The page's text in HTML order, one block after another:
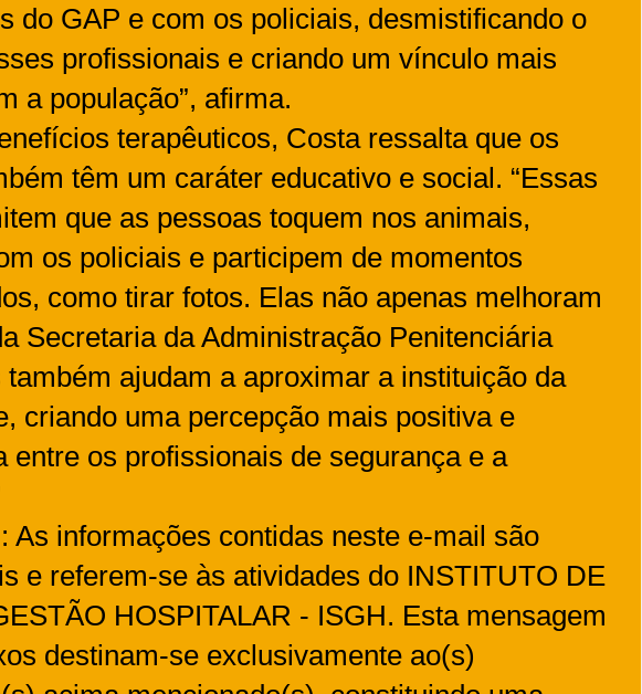
do GAP e com os policiais, desmistificando o
profissionais e criando um vínculo mais
a população”, afirma.
terapêuticos, Costa ressalta que os
têm um caráter educativo e social. “Essas
que as pessoas toquem nos animais,
os policiais e participem de momentos
como tirar fotos. Elas não apenas melhoram
Secretaria da Administração Penitenciária
ajudam a aproximar a instituição da
criando uma percepção mais positiva e
entre os profissionais de segurança e a
As informações contidas neste e-mail são
e referem-se às atividades do INSTITUTO DE
HOSPITALAR - ISGH. Esta mensagem
destinam-se exclusivamente ao(s)